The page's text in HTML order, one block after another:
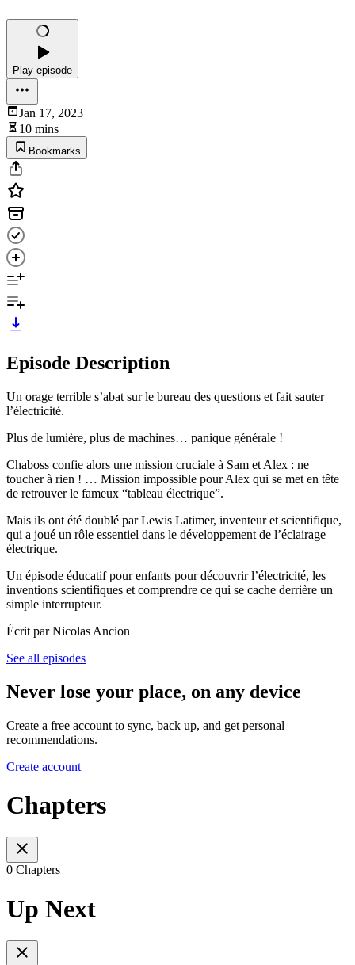
Play episode
Jan 17, 2023
10 mins
Bookmarks
Episode Description
Un orage terrible s’abat sur le bureau des questions et fait sauter
l’électricité.
Plus de lumière, plus de machines… panique générale !
Chaboss confie alors une mission cruciale à Sam et Alex : ne
toucher à rien ! … Mission impossible pour Alex qui se met en tête
de retrouver le fameux “tableau électrique”.
Mais ils ont été doublé par Lewis Latimer, inventeur et scientifique,
qui a joué un rôle essentiel dans le développement de l’éclairage
électrique.
Un épisode éducatif pour enfants pour découvrir l’électricité, les
inventions scientifiques et comprendre ce qui se cache derrière un
simple interrupteur.
Écrit par Nicolas Ancion
See all episodes
Never lose your place, on any device
Create a free account to sync, back up, and get personal
recommendations.
Create account
Chapters
0 Chapters
Up Next